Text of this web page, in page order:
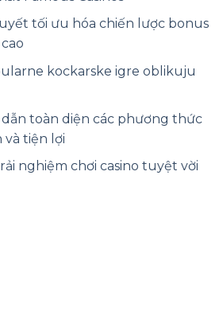
tối ưu hóa chiến lược bonus
kockarske igre oblikuju
toàn diện các phương thức
tiện lợi
nghiệm chơi casino tuyệt vời